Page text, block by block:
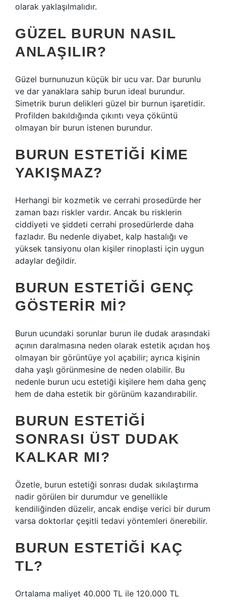
olarak yaklaşılmalıdır.
GÜZEL BURUN NASIL
ANLAŞILIR?
Güzel burnunuzun küçük bir ucu var. Dar burunlu
ve dar yanaklara sahip burun ideal burundur.
Simetrik burun delikleri güzel bir burnun işaretidir.
Profilden bakıldığında çıkıntı veya çöküntü
olmayan bir burun istenen burundur.
BURUN ESTETIĞI KIME
YAKIŞMAZ?
Herhangi bir kozmetik ve cerrahi prosedürde her
zaman bazı riskler vardır. Ancak bu risklerin
ciddiyeti ve şiddeti cerrahi prosedürlerde daha
fazladır. Bu nedenle diyabet, kalp hastalığı ve
yüksek tansiyonu olan kişiler rinoplasti için uygun
adaylar değildir.
BURUN ESTETIĞI GENÇ
GÖSTERIR MI?
Burun ucundaki sorunlar burun ile dudak arasındaki
açının daralmasına neden olarak estetik açıdan hoş
olmayan bir görüntüye yol açabilir; ayrıca kişinin
daha yaşlı görünmesine de neden olabilir. Bu
nedenle burun ucu estetiği kişilere hem daha genç
hem de daha estetik bir görünüm kazandırabilir.
BURUN ESTETIĞI
SONRASI ÜST DUDAK
KALKAR MI?
Özetle, burun estetiği sonrası dudak sıkılaştırma
nadir görülen bir durumdur ve genellikle
kendiliğinden düzelir, ancak endişe verici bir durum
varsa doktorlar çeşitli tedavi yöntemleri önerebilir.
BURUN ESTETIĞI KAÇ
TL?
Ortalama maliyet 40.000 TL ile 120.000 TL